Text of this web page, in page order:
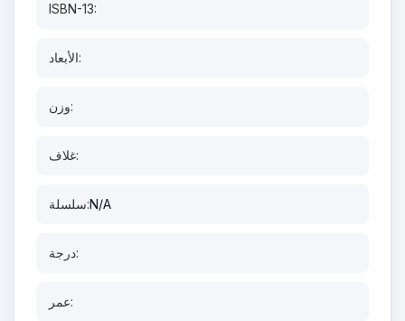
ISBN-13:
الأبعاد:
وزن:
غلاف:
سلسلة:N/A
درجة:
عمر: